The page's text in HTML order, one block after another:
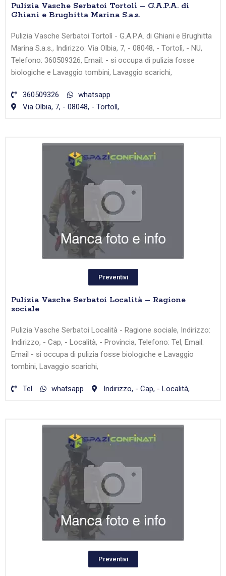
Pulizia Vasche Serbatoi Tortolì – G.A.P.A. di
Ghiani e Brughitta Marina S.a.s.
Pulizia Vasche Serbatoi Tortolì - G.A.P.A. di Ghiani e Brughitta
Marina S.a.s., Indirizzo: Via Olbia, 7, - 08048, - Tortolì, - NU,
Telefono: 360509326, Email: - si occupa di pulizia fosse
biologiche e Lavaggio tombini, Lavaggio scarichi,
360509326
whatsapp
Via Olbia, 7, - 08048, - Tortolì,
Preventivi
Pulizia Vasche Serbatoi Località – Ragione
sociale
Pulizia Vasche Serbatoi Località - Ragione sociale, Indirizzo:
Indirizzo, - Cap, - Località, - Provincia, Telefono: Tel, Email:
Email - si occupa di pulizia fosse biologiche e Lavaggio
tombini, Lavaggio scarichi,
Tel whatsapp Indirizzo, - Cap, - Località,
Preventivi